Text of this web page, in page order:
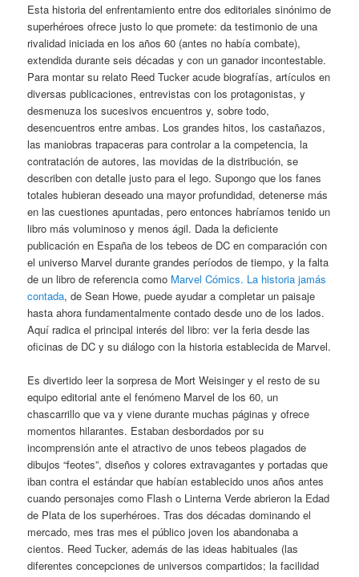
Esta historia del enfrentamiento entre dos editoriales sinónimo de
superhéroes ofrece justo lo que promete: da testimonio de una
rivalidad iniciada en los años 60 (antes no había combate),
extendida durante seis décadas y con un ganador incontestable.
Para montar su relato Reed Tucker acude biografías, artículos en
diversas publicaciones, entrevistas con los protagonistas, y
desmenuza los sucesivos encuentros y, sobre todo,
desencuentros entre ambas. Los grandes hitos, los castañazos,
las maniobras trapaceras para controlar a la competencia, la
contratación de autores, las movidas de la distribución, se
describen con detalle justo para el lego. Supongo que los fanes
totales hubieran deseado una mayor profundidad, detenerse más
en las cuestiones apuntadas, pero entonces habríamos tenido un
libro más voluminoso y menos ágil. Dada la deficiente
publicación en España de los tebeos de DC en comparación con
el universo Marvel durante grandes períodos de tiempo, y la falta
de un libro de referencia como Marvel Cómics. La historia jamás
contada, de Sean Howe, puede ayudar a completar un paisaje
hasta ahora fundamentalmente contado desde uno de los lados.
Aquí radica el principal interés del libro: ver la feria desde las
oficinas de DC y su diálogo con la historia establecida de Marvel.
Es divertido leer la sorpresa de Mort Weisinger y el resto de su
equipo editorial ante el fenómeno Marvel de los 60, un
chascarrillo que va y viene durante muchas páginas y ofrece
momentos hilarantes. Estaban desbordados por su
incomprensión ante el atractivo de unos tebeos plagados de
dibujos “feotes”, diseños y colores extravagantes y portadas que
iban contra el estándar que habían establecido unos años antes
cuando personajes como Flash o Linterna Verde abrieron la Edad
de Plata de los superhéroes. Tras dos décadas dominando el
mercado, mes tras mes el público joven los abandonaba a
cientos. Reed Tucker, además de las ideas habituales (las
diferentes concepciones de universos compartidos; la facilidad